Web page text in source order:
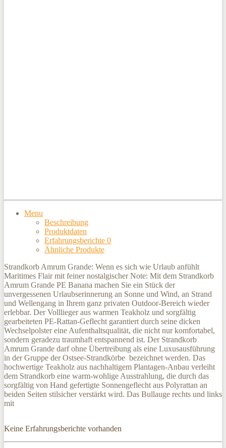
Menu
Beschreibung
Produktdaten
Erfahrungsberichte 0
Ähnliche Produkte
Strandkorb Amrum Grande: Wenn es sich wie Urlaub anfühlt
Maritimes Flair mit feiner nostalgischer Note: Mit dem Strandkorb
Amrum Grande PE Banana machen Sie ein Stück der
unvergessenen Urlaubserinnerung an Sonne und Wind, an Strand
und Wellengang in Ihrem ganz privaten Outdoor-Bereich wieder
erlebbar. Der Volllieger aus warmen Teakholz und sorgfältig
gearbeiteten PE-Rattan-Geflecht garantiert durch seine dicken
Wechselpolster eine Aufenthaltsqualität, die nicht nur komfortabel,
sondern geradezu traumhaft entspannend ist. Der Strandkorb
Amrum Grande darf ohne Übertreibung als eine Luxusausführung
in der Gruppe der Ostsee-Strandkörbe bezeichnet werden. Das
hochwertige Teakholz aus nachhaltigem Plantagen-Anbau verleiht
dem Strandkorb eine warm-wohlige Ausstrahlung, die durch das
sorgfältig von Hand gefertigte Sonnengeflecht aus Polyrattan an
beiden Seiten stilsicher verstärkt wird. Das Bullauge rechts und links
mit
Keine Erfahrungsberichte vorhanden